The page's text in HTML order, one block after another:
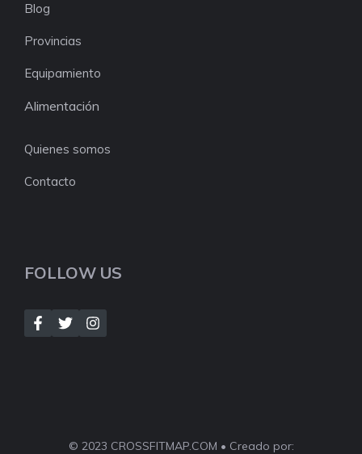
Blog
Provincias
Equipamiento
Alimentación
Quienes somos
Contacto
FOLLOW US
© 2023 CROSSFITMAP.COM • Creado por: